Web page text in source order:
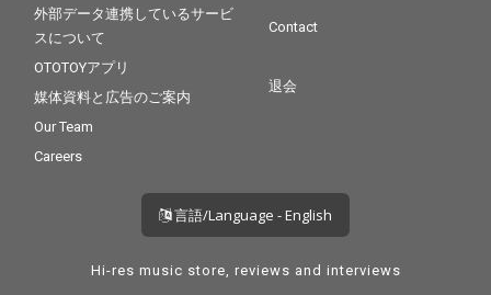
外部データ連携しているサービ
スについて
OTOTOYアプリ
媒体資料と広告のご案内
Our Team
Careers
Contact
退会
言語/Language - English
Hi-res music store, reviews and interviews